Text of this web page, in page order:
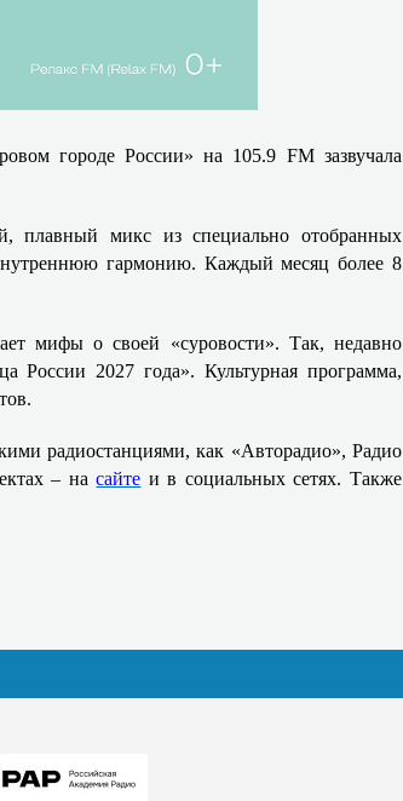
городе России» на 105.9 FM зазвучала
плавный микс из специально отобранных
гармонию. Каждый месяц более 8
мифы о своей «суровости». Так, недавно
России 2027 года». Культурная программа,
радиостанциями, как «Авторадио», Радио
– насайте и в социальных сетях. Также